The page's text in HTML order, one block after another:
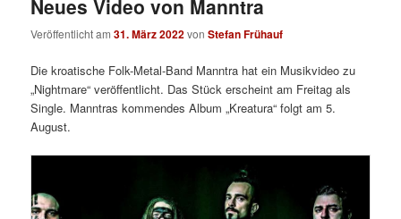
Neues Video von Manntra
Veröffentlicht am31. März 2022vonStefan Frühauf
Die kroatische Folk-Metal-Band Manntra hat ein Musikvideo zu
„Nightmare“ veröffentlicht. Das Stück erscheint am Freitag als
Single. Manntras kommendes Album „Kreatura“ folgt am 5.
August.